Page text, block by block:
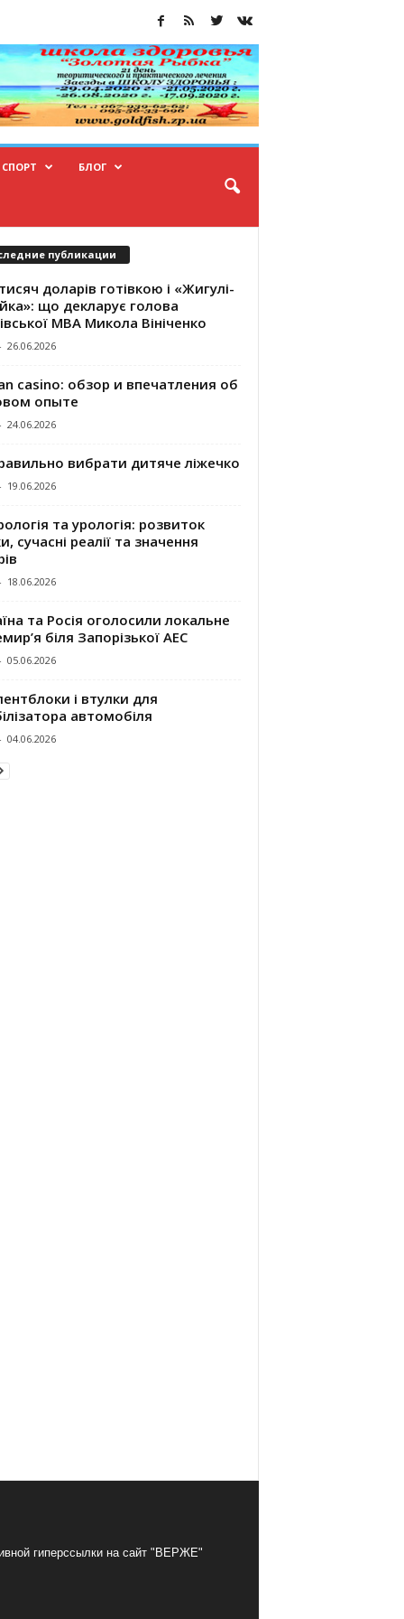
СПОРТ БЛОГ
публикации
доларів готівкою і «Жигулі-
що декларує голова
МВА Микола Вініченко
26.06.2026
casino: обзор и впечатления об
опыте
24.06.2026
вибрати дитяче ліжечко
19.06.2026
та урологія: розвиток
сучасні реалії та значення
18.06.2026
та Росія оголосили локальне
біля Запорізької АЕС
05.06.2026
і втулки для
автомобіля
04.06.2026
гиперссылки на сайт "ВЕРЖЕ"